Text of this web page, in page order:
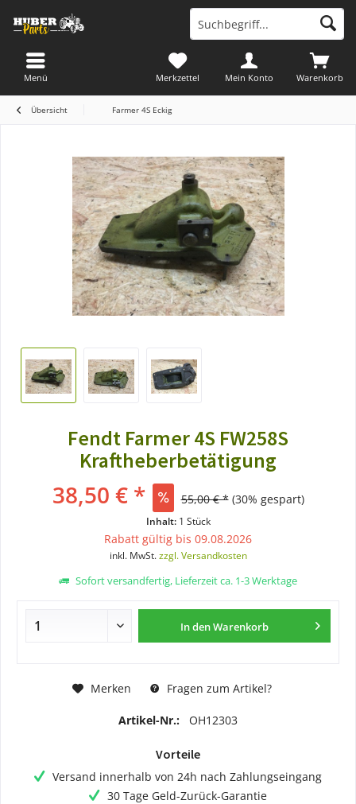
Warenkorb
Merkzettel Mein Konto
Menü
Übersicht Farmer 4S Eckig
Fendt Farmer 4S FW258S
Kraftheberbetätigung
38,50 € * 55,00 € * (30% gespart)
Inhalt: 1 Stück
Rabatt gültig bis 09.08.2026
inkl. MwSt.zzgl. Versandkosten
Sofort versandfertig, Lieferzeit ca. 1-3 Werktage
In denWarenkorb
Merken Fragen zum Artikel?
Artikel-Nr.: OH12303
Vorteile
Versand innerhalb von 24h nach Zahlungseingang
30 Tage Geld-Zurück-Garantie